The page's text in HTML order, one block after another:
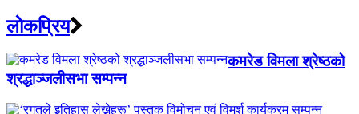
लाेकप्रिय
कमरेड विमला श्रेष्ठको
श्रद्धाञ्जलीसभा सम्पन्न